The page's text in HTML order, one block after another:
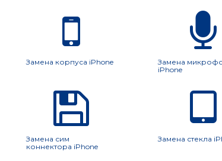
Замена корпуса iPhone
Замена
iPhone
Замена сим
коннектора iPhone
Замена стекла